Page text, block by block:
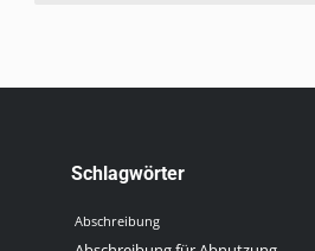
Schlagwörter
Abschreibung